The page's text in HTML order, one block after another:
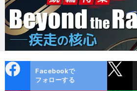
ok
Facebookで
フォローする